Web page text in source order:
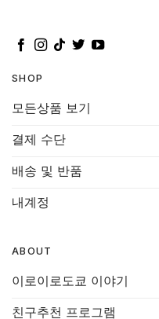
SHOP
모든상품 보기
결제 수단
배송 및 반품
내계정
ABOUT
이로이로도쿄 이야기
친구추천 프로그램